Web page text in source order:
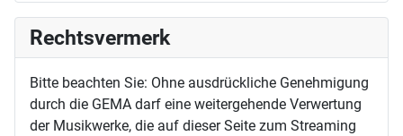
Rechtsvermerk
Bitte beachten Sie: Ohne ausdrückliche Genehmigung
durch die GEMA darf eine weitergehende Verwertung
der Musikwerke, die auf dieser Seite zum Streaming